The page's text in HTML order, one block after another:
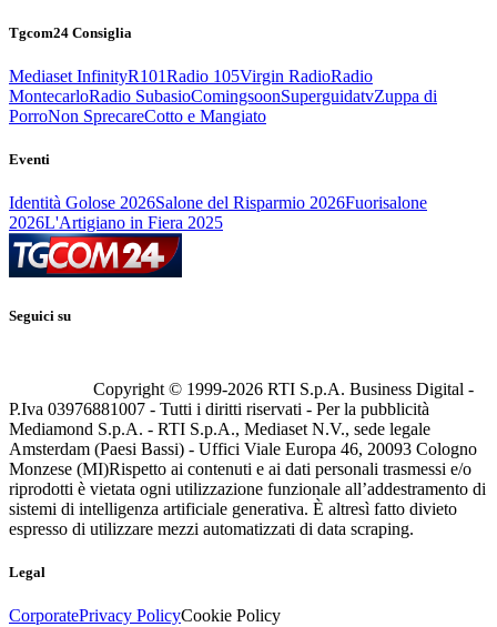
Tgcom24 Consiglia
Mediaset InfinityR101Radio 105Virgin RadioRadio
MontecarloRadio SubasioComingsoonSuperguidatvZuppa di
PorroNon SprecareCotto e Mangiato
Eventi
Identità Golose 2026Salone del Risparmio 2026Fuorisalone
2026L'Artigiano in Fiera 2025
Seguici su
Copyright © 1999-2026 RTI S.p.A. Business Digital -
P.Iva 03976881007 - Tutti i diritti riservati - Per la pubblicità
Mediamond S.p.A. - RTI S.p.A., Mediaset N.V., sede legale
Amsterdam (Paesi Bassi) - Uffici Viale Europa 46, 20093 Cologno
Monzese (MI)Rispetto ai contenuti e ai dati personali trasmessi e/o
riprodotti è vietata ogni utilizzazione funzionale all’addestramento di
sistemi di intelligenza artificiale generativa. È altresì fatto divieto
espresso di utilizzare mezzi automatizzati di data scraping.
Legal
CorporatePrivacy PolicyCookie Policy